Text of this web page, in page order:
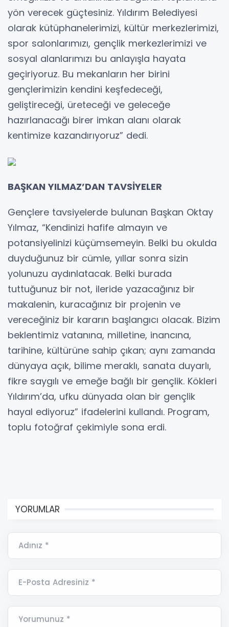
yön verecek güçtesiniz. Yıldırım Belediyesi
olarak kütüphanelerimizi, kültür merkezlerimizi,
spor salonlarımızı, gençlik merkezlerimizi ve
sosyal alanlarımızı bu anlayışla hayata
geçiriyoruz. Bu mekanların her birini
gençlerimizin kendini keşfedeceği,
geliştireceği, üreteceği ve geleceğe
hazırlanacağı birer imkan alanı olarak
kentimize kazandırıyoruz” dedi.
BAŞKAN YILMAZ’DAN TAVSİYELER
Gençlere tavsiyelerde bulunan Başkan Oktay
Yılmaz, “Kendinizi hafife almayın ve
potansiyelinizi küçümsemeyin. Belki bu okulda
duyduğunuz bir cümle, yıllar sonra sizin
yolunuzu aydınlatacak. Belki burada
tuttuğunuz bir not, ileride yazacağınız bir
makalenin, kuracağınız bir projenin ve
vereceğiniz bir kararın başlangıcı olacak. Bizim
beklentimiz vatanına, milletine, inancına,
tarihine, kültürüne sahip çıkan; aynı zamanda
dünyaya açık, bilime meraklı, sanata duyarlı,
fikre saygılı ve emeğe bağlı bir gençlik. Kökleri
Yıldırım’da, ufku dünyada olan bir gençlik
hayal ediyoruz” ifadelerini kullandı. Program,
toplu fotoğraf çekimiyle sona erdi.
YORUMLAR
Adınız *
E-Posta Adresiniz *
Yorumunuz *